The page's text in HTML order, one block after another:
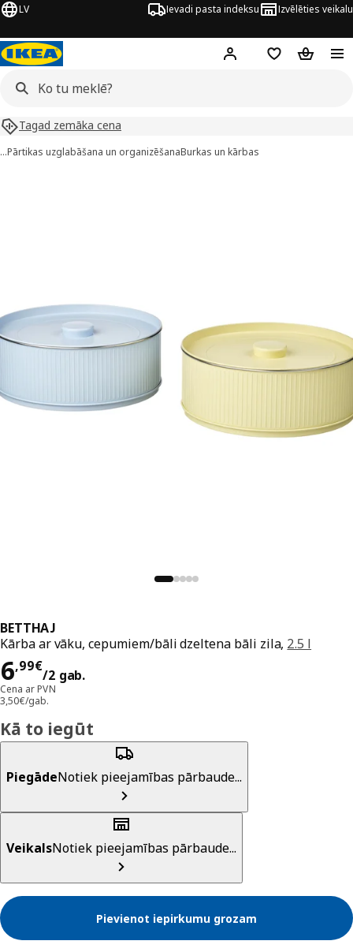
LV Ievadi pasta indeksu Izvēlēties veikalu
Hej! Pierakstīties
PirkumuPirkumu
Tagad zemāka cena
…Pārtikas uzglabāšana un organizēšanaBurkas un kārbas
BETTHAJ
Kārba ar vāku, cepumiem/bāli dzeltena bāli zila, 2.5 l
6,99€
/2 gab.
Cena 6,99€/2 gab.
Cena ar PVN
3,50€/gab.
Kā to iegūt
PiegādeNotiek pieejamības pārbaude...
VeikalsNotiek pieejamības pārbaude...
Pievienot iepirkumu grozam